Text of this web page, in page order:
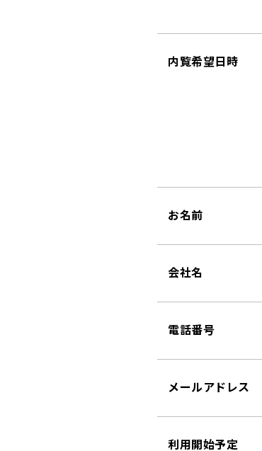
内覧希望日時
お名前
会社名
電話番号
メールアドレス
利用開始予定